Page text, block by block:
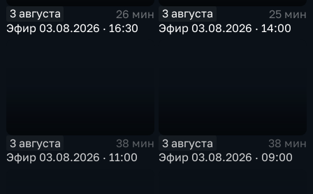
3 августа
26 мин
Эфир 03.08.2026 · 16:30
3 августа
25 мин
Эфир 03.08.2026 · 14:00
3 августа
38 мин
Эфир 03.08.2026 · 11:00
3 августа
38 мин
Эфир 03.08.2026 · 09:00